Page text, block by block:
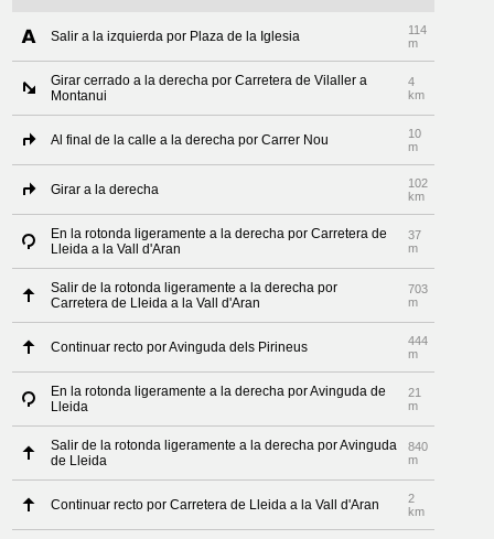
Salir a la izquierda por Plaza de la Iglesia
114
m
Girar cerrado a la derecha por Carretera de Vilaller a
Montanui
4
km
Al final de la calle a la derecha por Carrer Nou
10
m
Girar a la derecha
102
km
En la rotonda ligeramente a la derecha por Carretera de
Lleida a la Vall d'Aran
37
m
Salir de la rotonda ligeramente a la derecha por
Carretera de Lleida a la Vall d'Aran
703
m
Continuar recto por Avinguda dels Pirineus
444
m
En la rotonda ligeramente a la derecha por Avinguda de
Lleida
21
m
Salir de la rotonda ligeramente a la derecha por Avinguda
de Lleida
840
m
Continuar recto por Carretera de Lleida a la Vall d'Aran
2
km